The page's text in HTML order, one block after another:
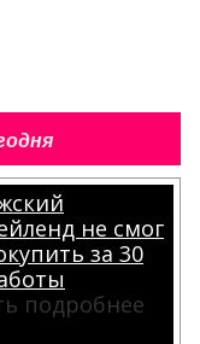
не смог
за 30
подробнее